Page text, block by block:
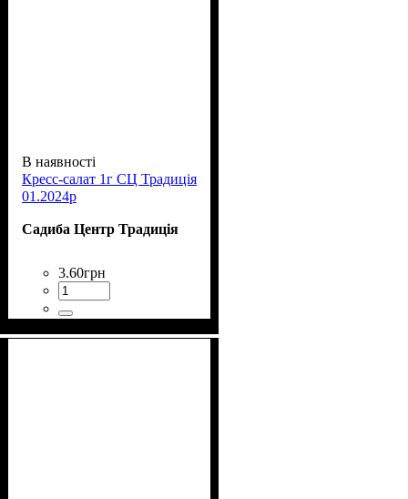
В наявності
Кресс-салат 1г СЦ Традиція
01.2024р
Садиба Центр Традиція
3.60грн